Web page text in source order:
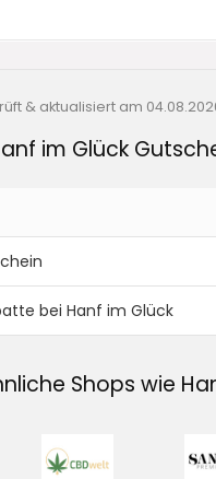
& aktualisiert am
im Glück
bei Hanf im Glück
Shops wie